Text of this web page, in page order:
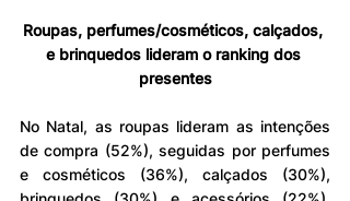
Roupas, perfumes/cosméticos, calçados,
e brinquedos lideram o ranking dos
presentes
No Natal, as roupas lideram as intenções
de compra (52%), seguidas por perfumes
e cosméticos (36%), calçados (30%),